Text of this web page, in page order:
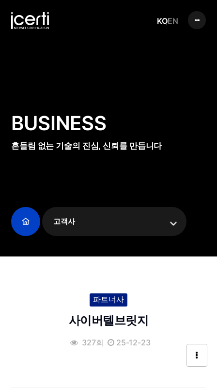
KOEN
BUSINESS
흔들림 없는 기술의 진심, 신뢰를 만듭니다
고객사
파트너사
사이버텔브릿지
327회 25-12-23